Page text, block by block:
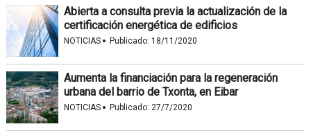
Abierta a consulta previa la actualización de la
certificación energética de edificios
NOTICIAS · Publicado: 18/11/2020
Aumenta la financiación para la regeneración
urbana del barrio de Txonta, en Eibar
NOTICIAS · Publicado: 27/7/2020